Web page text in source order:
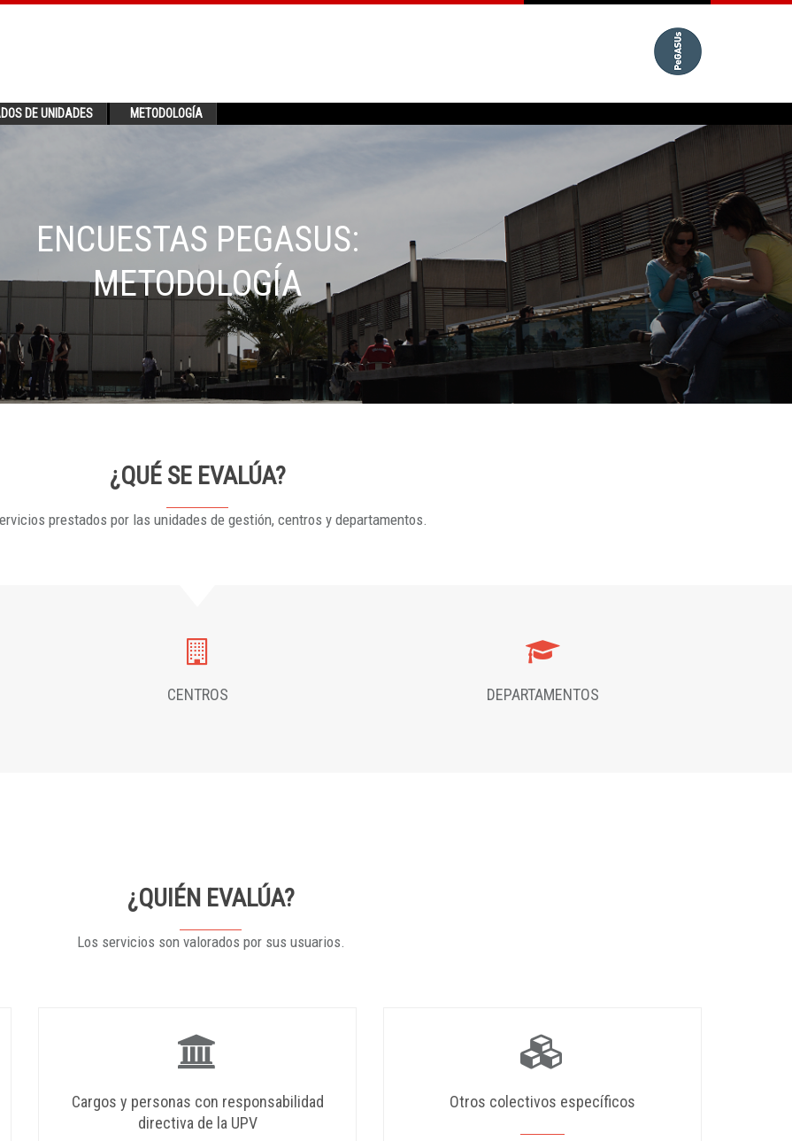
DE UNIDADES METODOLOGÍA
ENCUESTAS PEGASUS:
METODOLOGÍA
¿QUÉ SE EVALÚA?
prestados por las unidades de gestión, centros y departamentos.
CENTROS DEPARTAMENTOS
¿QUIÉN EVALÚA?
Los servicios son valorados por sus usuarios.
Cargos y personas con responsabilidad
directiva de la UPV
Otros colectivos específicos